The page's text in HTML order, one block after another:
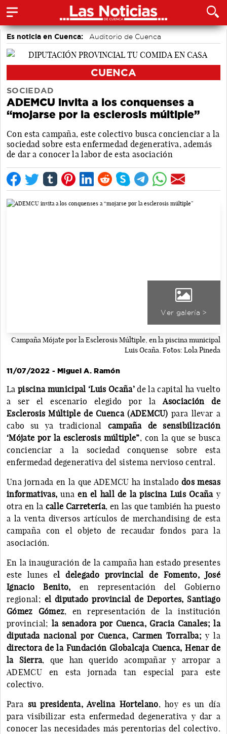
Es noticia en Cuenca: Auditorio de Cuenca
CUENCA
SOCIEDAD
ADEMCU invita a los conquenses a
“mojarse por la esclerosis múltiple”
Con esta campaña, este colectivo busca concienciar a la
sociedad sobre esta enfermedad degenerativa, además
de dar a conocer la labor de esta asociación
Ver galería >
Campaña Mójate por la Esclerosis Múltiple, en la piscina municipal
Luis Ocaña. Fotos: Lola Pineda
11/07/2022 - Miguel A. Ramón
Lapiscina municipal ‘Luis Ocaña’de la capital ha vuelto
a ser el escenario elegido por laAsociación de
Esclerosis Múltiple de Cuenca (ADEMCU) para llevar a
cabo su ya tradicional campaña de sensibilización
‘Mójate por la esclerosis múltiple”, con la que se busca
concienciar a la sociedad conquense sobre esta
enfermedad degenerativa del sistema nervioso central.
Una jornada en la que ADEMCU ha instaladodos mesas
informativas, unaen el hall de la piscina Luis Ocaña y
otra en la calle Carretería, en las que también ha puesto
a la venta diversos artículos de merchandising de esta
campaña con el objeto de recaudar fondos para la
asociación.
En la inauguración de la campaña han estado presentes
este lunes el delegado provincial de Fomento, José
Ignacio Benito, en representación del Gobierno
regional; el diputado provincial de Deportes, Santiago
Gómez Gómez, en representación de la institución
provincial; la senadora por Cuenca, Gracia Canales; la
diputada nacional por Cuenca, Carmen Torralba; y la
directora de la Fundación Globalcaja Cuenca, Henar de
la Sierra, que han querido acompañar y arropar a
ADEMCU en esta jornada tan especial para este
colectivo.
Para su presidenta, Avelina Hortelano, hoy es un día
para visibilizar esta enfermedad degenerativa y dar a
conocer las necesidades más perentorias del colectivo.